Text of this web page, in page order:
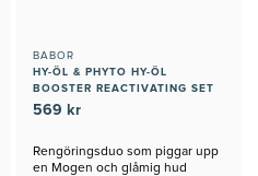
BABOR
HY-ÖL & PHYTO HY-ÖL
BOOSTER REACTIVATING SET
569 kr
Rengöringsduo som piggar upp
en Mogen och glåmig hud